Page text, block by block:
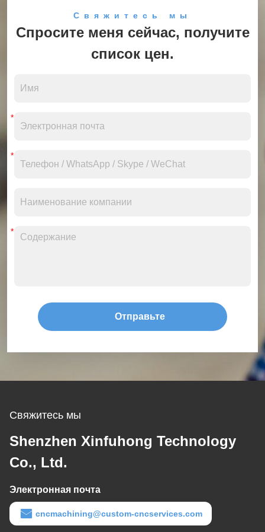
Свяжитесь мы
Спросите меня сейчас, получите
список цен.
Отправьте
Свяжитесь мы
Shenzhen Xinfuhong Technology
Co., Ltd.
Электронная почта
cncmachining@custom-cncservices.com